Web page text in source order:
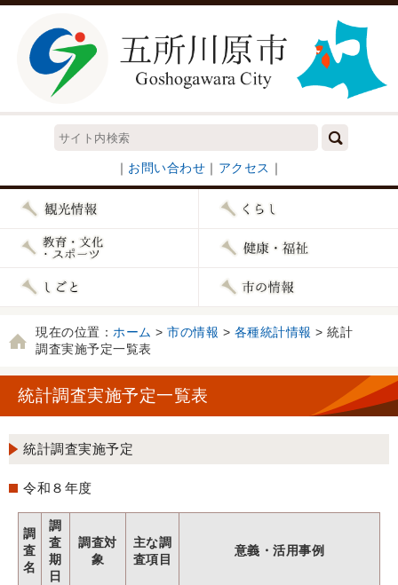
｜ お問い合わせ ｜ アクセス ｜
現在の位置： ホーム > 市の情報 > 各種統計情報 > 統計
調査実施予定一覧表
統計調査実施予定一覧表
統計調査実施予定
令和８年度
調
査
名
調
査
期
日
調査対
象
主な調
査項目
意義・活用事例